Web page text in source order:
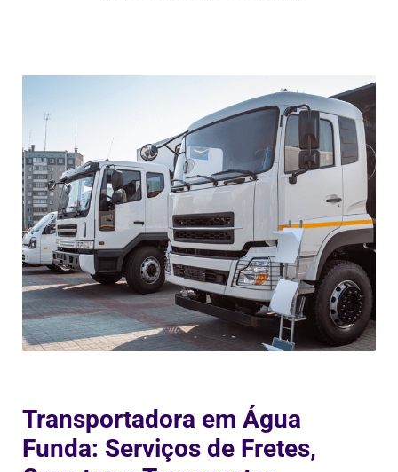
Transportadora em Água
Funda: Serviços de Fretes,